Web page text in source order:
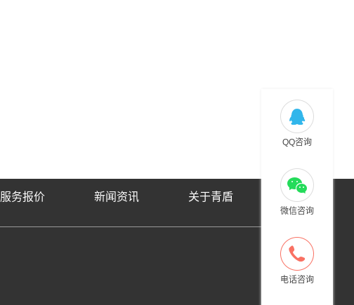
服务报价 新闻资讯 关于青盾
QQ咨询
微信咨询
电话咨询